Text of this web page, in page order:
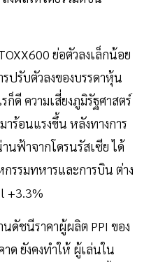
ย่อตัวลงเล็กน้อย
ปรับตัวลงของบรรดาหุ้น
ก็ดี ความเสี่ยงภูมิรัฐศาสตร์
าร้อนแรงขึ้น หลังทางการ
นฟ้าจากโดรนรัสเซีย ได้
รรมทหารและการบิน ต่าง
+3.3%
นดัชนีราคาผู้ผลิต PPI ของ
ด ยังคงทำให้ ผู้เล่นใน